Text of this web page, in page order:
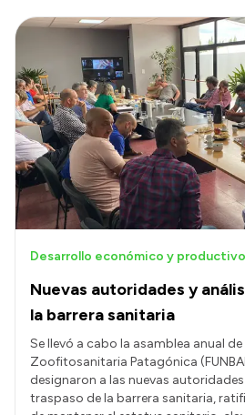
Nuevas autoridades y
la barrera sanitaria
Desarrollo económico y productivo
Se llevó a cabo la asamblea anual
Zoofitosanitaria Patagónica
designaron a las nuevas
traspaso de la barrera sanitaria,